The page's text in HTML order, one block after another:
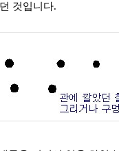
것입니다.